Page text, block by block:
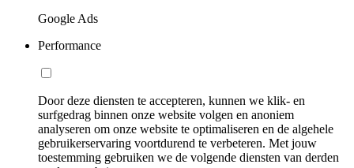
Google Ads
Performance
Door deze diensten te accepteren, kunnen we klik- en
surfgedrag binnen onze website volgen en anoniem
analyseren om onze website te optimaliseren en de algehele
gebruikerservaring voortdurend te verbeteren. Met jouw
toestemming gebruiken we de volgende diensten van derden